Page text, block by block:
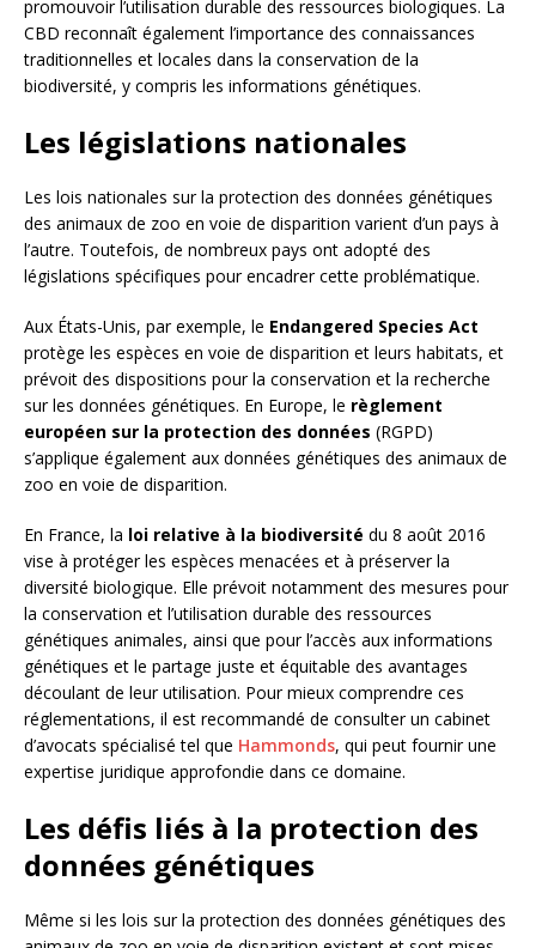
promouvoir l’utilisation durable des ressources biologiques. La
CBD reconnaît également l’importance des connaissances
traditionnelles et locales dans la conservation de la
biodiversité, y compris les informations génétiques.
Les législations nationales
Les lois nationales sur la protection des données génétiques
des animaux de zoo en voie de disparition varient d’un pays à
l’autre. Toutefois, de nombreux pays ont adopté des
législations spécifiques pour encadrer cette problématique.
Aux États-Unis, par exemple, le Endangered Species Act
protège les espèces en voie de disparition et leurs habitats, et
prévoit des dispositions pour la conservation et la recherche
sur les données génétiques. En Europe, le règlement
européen sur la protection des données (RGPD)
s’applique également aux données génétiques des animaux de
zoo en voie de disparition.
En France, la loi relative à la biodiversité du 8 août 2016
vise à protéger les espèces menacées et à préserver la
diversité biologique. Elle prévoit notamment des mesures pour
la conservation et l’utilisation durable des ressources
génétiques animales, ainsi que pour l’accès aux informations
génétiques et le partage juste et équitable des avantages
découlant de leur utilisation. Pour mieux comprendre ces
réglementations, il est recommandé de consulter un cabinet
d’avocats spécialisé tel que Hammonds, qui peut fournir une
expertise juridique approfondie dans ce domaine.
Les défis liés à la protection des
données génétiques
Même si les lois sur la protection des données génétiques des